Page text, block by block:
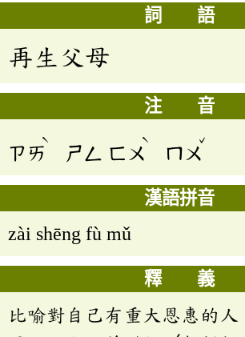
詞 語
再生父母
注 音
ㄗㄞ
ˋ
ㄕㄥ ㄈㄨ
ˋ
ㄇㄨ
ˇ
漢語拼音
zài shēng fù mǔ
釋 義
比喻對自己有重大恩惠的